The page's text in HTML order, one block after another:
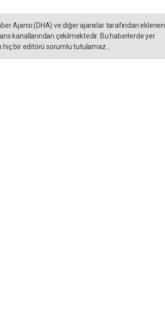
Ajansı (DHA) ve diğer ajanslar tarafından eklenen
kanallarından çekilmektedir. Bu haberlerde yer
bir editörü sorumlu tutulamaz...